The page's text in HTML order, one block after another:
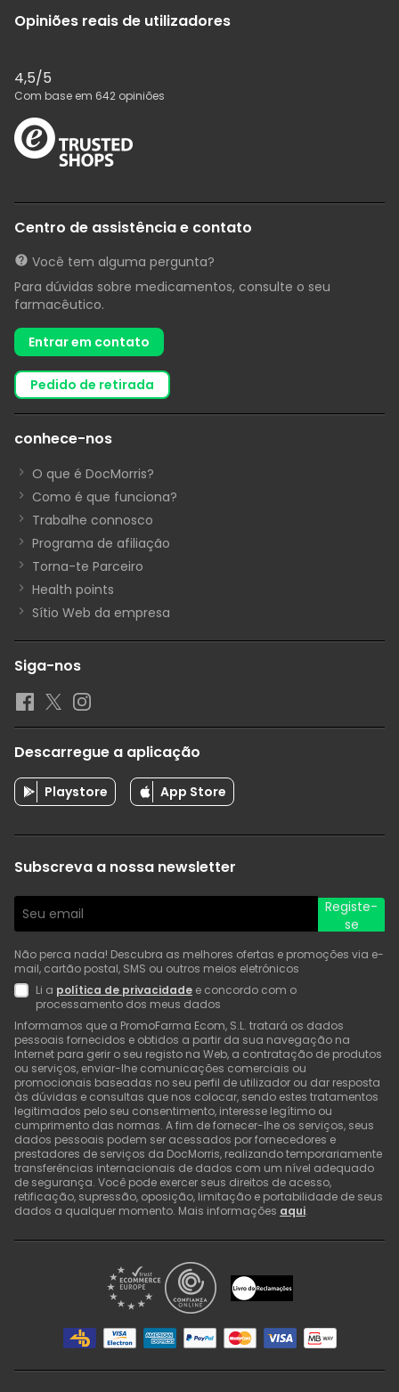
Opiniões reais de utilizadores
4,5/5
Com base em 642 opiniões
Centro de assistência e contato
Você tem alguma pergunta?
Para dúvidas sobre medicamentos, consulte o seu
farmacêutico.
Entrar em contato
pedido de retirada
conhece-nos
O que é DocMorris?
Como é que funciona?
Trabalhe connosco
Programa de afiliação
Torna-te Parceiro
Health points
Sítio Web da empresa
Siga-nos
Descarregue a aplicação
Playstore App Store
Subscreva a nossa newsletter
Registe-
se
Não perca nada! Descubra as melhores ofertas e promoções via e-
mail, cartão postal, SMS ou outros meios eletrónicos
Li a política de privacidade e concordo com o
processamento dos meus dados
Informamos que a PromoFarma Ecom, S.L. tratará os dados
pessoais fornecidos e obtidos a partir da sua navegação na
Internet para gerir o seu registo na Web, a contratação de produtos
ou serviços, enviar-lhe comunicações comerciais ou
promocionais baseadas no seu perfil de utilizador ou dar resposta
às dúvidas e consultas que nos colocar, sendo estes tratamentos
legitimados pelo seu consentimento, interesse legítimo ou
cumprimento das normas. A fim de fornecer-lhe os serviços, seus
dados pessoais podem ser acessados por fornecedores e
prestadores de serviços da DocMorris, realizando temporariamente
transferências internacionais de dados com um nível adequado
de segurança. Você pode exercer seus direitos de acesso,
retificação, supressão, oposição, limitação e portabilidade de seus
dados a qualquer momento. Mais informações aqui.